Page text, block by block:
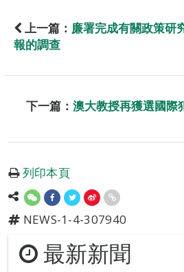
上一篇： 廉署完成有關政策研
報的調查
下一篇： 澳大教授再獲選國際
列印本頁
NEWS-1-4-307940
最新新聞